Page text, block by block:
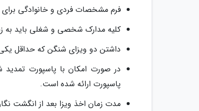
فرم مشخصات فردی و خانوادگی برای
کلیه مدارک شخصی و شغلی باید به
داشتن دو ویزای شنگن که حداقل
در صورت امکان با پاسپورت تمدید
پاسپورت ارائه شده است.
مدت زمان اخذ ویزا بعد از انگشت